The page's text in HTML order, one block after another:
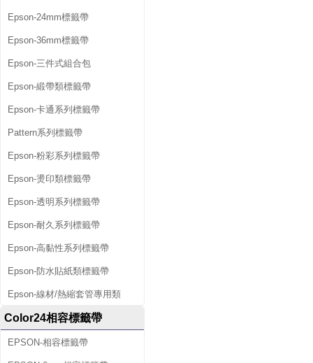
Epson-24mm標籤帶
Epson-36mm標籤帶
Epson-三件式組合包
Epson-緞帶類標籤帶
Epson-卡通系列標籤帶
Pattern系列標籤帶
Epson-粉彩系列標籤帶
Epson-燙印類標籤帶
Epson-透明系列標籤帶
Epson-耐久系列標籤帶
Epson-高黏性系列標籤帶
Epson-防水貼紙類標籤帶
Epson-線材/熱縮套管專用類
Color24相容標籤帶
EPSON-相容標籤帶